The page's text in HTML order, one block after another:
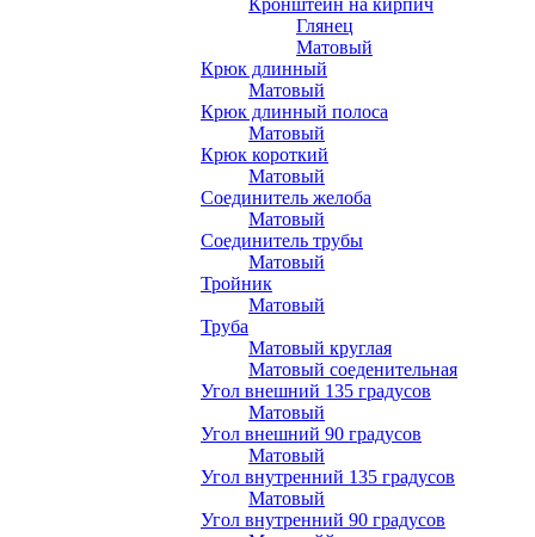
Кронштейн на кирпич
Глянец
Матовый
Крюк длинный
Матовый
Крюк длинный полоса
Матовый
Крюк короткий
Матовый
Соединитель желоба
Матовый
Соединитель трубы
Матовый
Тройник
Матовый
Труба
Матовый круглая
Матовый соеденительная
Угол внешний 135 градусов
Матовый
Угол внешний 90 градусов
Матовый
Угол внутренний 135 градусов
Матовый
Угол внутренний 90 градусов